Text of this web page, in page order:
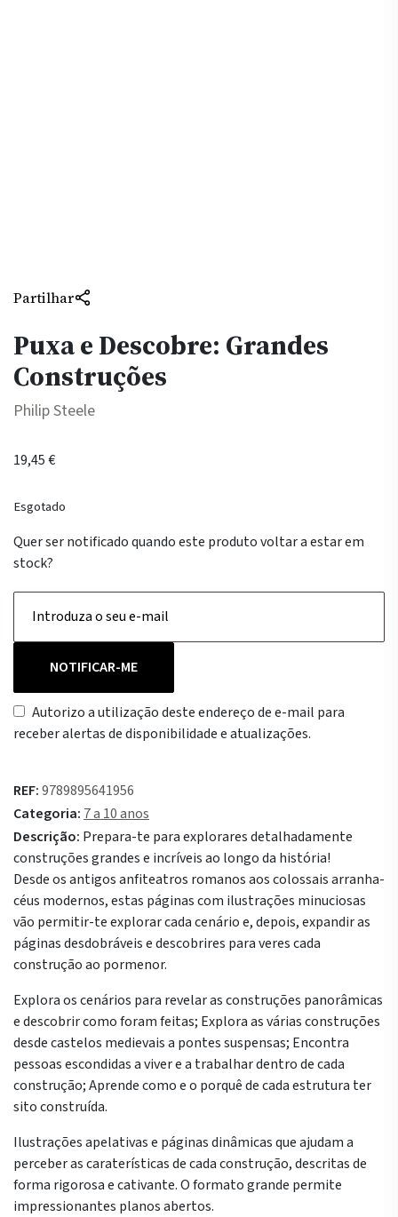
Partilhar
Puxa e Descobre: Grandes
Construções
Philip Steele
19,45€
Esgotado
Quer ser notificado quando este produto voltar a estar em
stock?
NOTIFICAR-ME
Autorizo a utilização deste endereço de e-mail para
receber alertas de disponibilidade e atualizações.
REF:9789895641956
Categoria: 7 a 10 anos
Descrição: Prepara-te para explorares detalhadamente
construções grandes e incríveis ao longo da história!
Desde os antigos anfiteatros romanos aos colossais arranha-
céus modernos, estas páginas com ilustrações minuciosas
vão permitir-te explorar cada cenário e, depois, expandir as
páginas desdobráveis e descobrires para veres cada
construção ao pormenor.
Explora os cenários para revelar as construções panorâmicas
e descobrir como foram feitas; Explora as várias construções
desde castelos medievais a pontes suspensas; Encontra
pessoas escondidas a viver e a trabalhar dentro de cada
construção; Aprende como e o porquê de cada estrutura ter
sito construída.
Ilustrações apelativas e páginas dinâmicas que ajudam a
perceber as caraterísticas de cada construção, descritas de
forma rigorosa e cativante. O formato grande permite
impressionantes planos abertos.